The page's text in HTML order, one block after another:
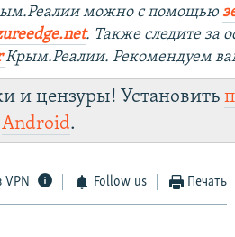
можно с помощью
. Также следите за
Крым.Реалии. Рекомендуем
и цензуры! Установить
Android.
VPN Follow us Печать